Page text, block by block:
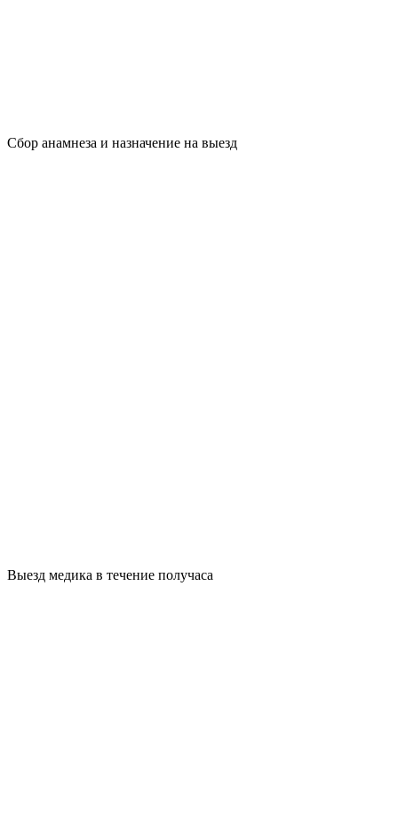
Сбор анамнеза и назначение на выезд
Выезд медика в течение получаса